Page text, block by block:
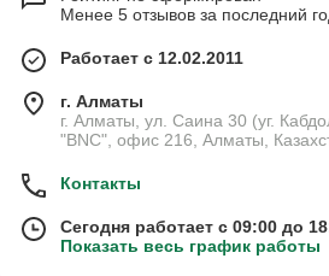
Менее 5 отзывов за последний
Работает с 12.02.2011
г. Алматы
г. Алматы, ул. Саина 30 (уг.
"BNC", офис 216, Алматы,
Контакты
Сегодня работает с 09:00 до
Показать весь график работы